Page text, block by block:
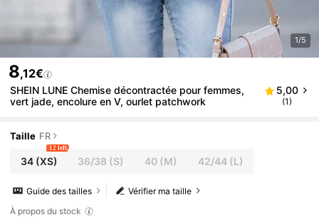
1/5
8,12€
SHEIN LUNE Chemise décontractée pour femmes,
vert jade, encolure en V, ourlet patchwork
5,00
(1)
Taille FR
34(XS)
12 left
36/38 (S) 40(M) 42/44(L)
Vérifier ma taille
Guide des tailles
À propos du stock